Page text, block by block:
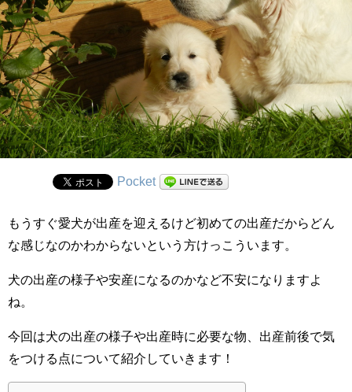
Pocket
もうすぐ愛犬が出産を迎えるけど初めての出産だからどん
な感じなのかわからないという方けっこういます。
犬の出産の様子や安産になるのかなど不安になりますよ
ね。
今回は犬の出産の様子や出産時に必要な物、出産前後で気
をつける点について紹介していきます！